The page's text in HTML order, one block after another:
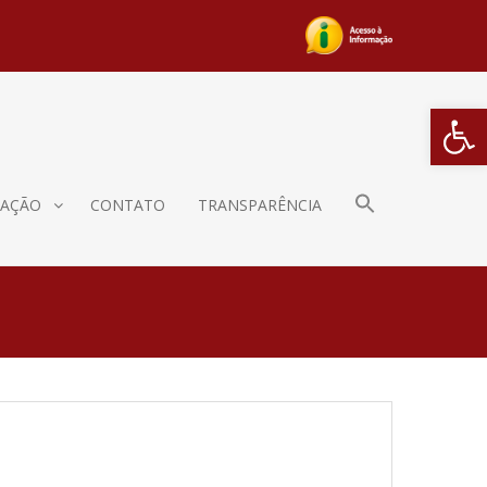
Barra de
CONTATO TRANSPARÊNCIA